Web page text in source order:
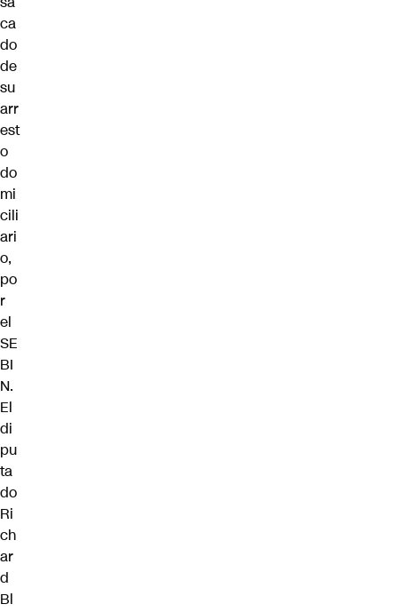
ca
do
de
su
arr
est
o
do
mi
cili
ari
o,
po
r
el
SE
BI
N.
El
di
pu
ta
do
Ri
ch
ar
d
Bl